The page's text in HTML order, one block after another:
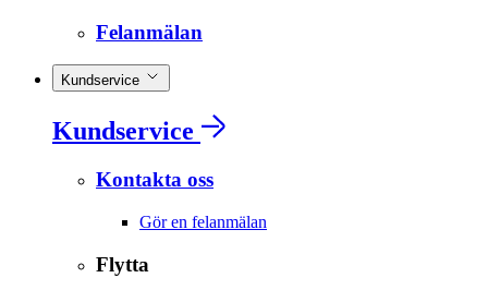
Felanmälan
Kundservice
Kundservice
Kontakta oss
Gör en felanmälan
Flytta